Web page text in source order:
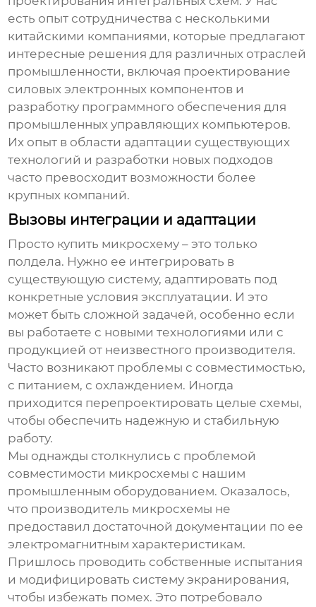
есть опыт сотрудничества с несколькими
китайскими компаниями, которые предлагают
интересные решения для различных отраслей
промышленности, включая проектирование
силовых электронных компонентов и
разработку программного обеспечения для
промышленных управляющих компьютеров.
Их опыт в области адаптации существующих
технологий и разработки новых подходов
часто превосходит возможности более
крупных компаний.
Вызовы интеграции и адаптации
Просто купить микросхему – это только
полдела. Нужно ее интегрировать в
существующую систему, адаптировать под
конкретные условия эксплуатации. И это
может быть сложной задачей, особенно если
вы работаете с новыми технологиями или с
продукцией от неизвестного производителя.
Часто возникают проблемы с совместимостью,
с питанием, с охлаждением. Иногда
приходится перепроектировать целые схемы,
чтобы обеспечить надежную и стабильную
работу.
Мы однажды столкнулись с проблемой
совместимости микросхемы с нашим
промышленным оборудованием. Оказалось,
что производитель микросхемы не
предоставил достаточной документации по ее
электромагнитным характеристикам.
Пришлось проводить собственные испытания
и модифицировать систему экранирования,
чтобы избежать помех. Это потребовало